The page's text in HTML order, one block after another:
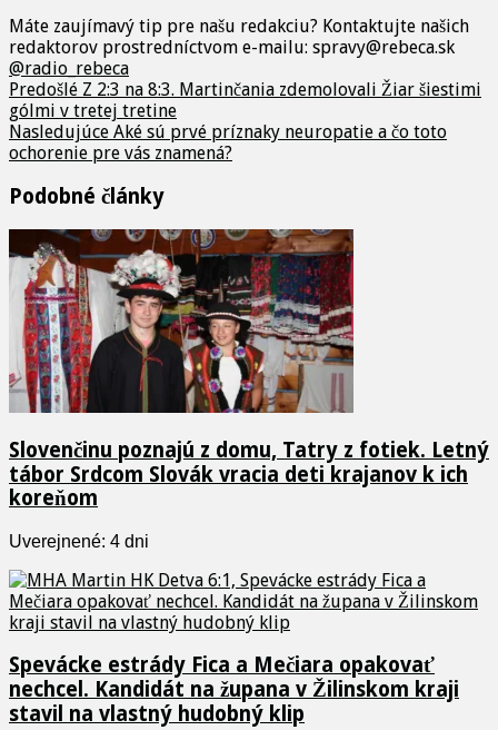
Máte zaujímavý tip pre našu redakciu? Kontaktujte našich
redaktorov prostredníctvom e-mailu: spravy@rebeca.sk
@radio_rebeca
Predošlé Z 2:3 na 8:3. Martinčania zdemolovali Žiar šiestimi
gólmi v tretej tretine
Nasledujúce Aké sú prvé príznaky neuropatie a čo toto
ochorenie pre vás znamená?
Podobné články
Slovenčinu poznajú z domu, Tatry z fotiek. Letný
tábor Srdcom Slovák vracia deti krajanov k ich
koreňom
Uverejnené: 4 dni
Spevácke estrády Fica a Mečiara opakovať
nechcel. Kandidát na župana v Žilinskom kraji
stavil na vlastný hudobný klip